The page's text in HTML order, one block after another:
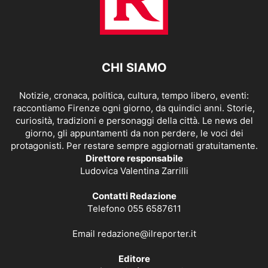
CHI SIAMO
Notizie, cronaca, politica, cultura, tempo libero, eventi:
raccontiamo Firenze ogni giorno, da quindici anni. Storie,
curiosità, tradizioni e personaggi della città. Le news del
giorno, gli appuntamenti da non perdere, le voci dei
protagonisti. Per restare sempre aggiornati gratuitamente.
Direttore responsabile
Ludovica Valentina Zarrilli
Contatti Redazione
Telefono 055 6587611
Email redazione@ilreporter.it
Editore